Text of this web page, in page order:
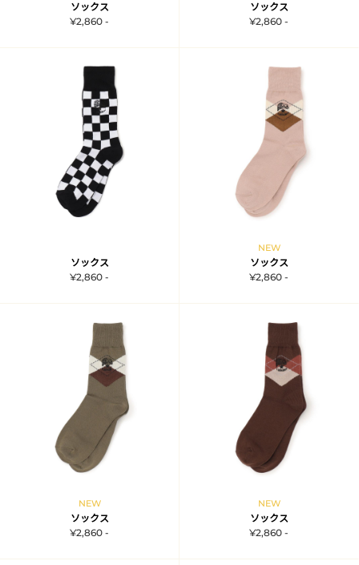
ソックス
¥2,860 -
ソックス
¥2,860 -
ソックス
¥2,860 -
NEW
ソックス
¥2,860 -
NEW
ソックス
¥2,860 -
NEW
ソックス
¥2,860 -